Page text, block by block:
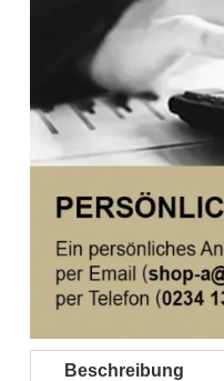
Beschreibung